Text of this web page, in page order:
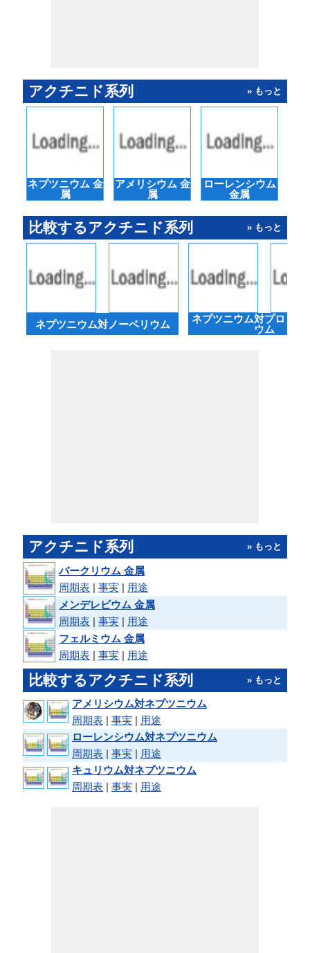
アクチニド系列 » もっと
ネプツニウム 金
属
アメリシウム 金
属
ローレンシウム
金属
比較するアクチニド系列 » もっと
ネプツニウム対ノーベリウム
ネプツニウム対プロトア
ウム
アクチニド系列 » もっと
バークリウム 金属
周期表 | 事実 | 用途
メンデレビウム 金属
周期表 | 事実 | 用途
フェルミウム 金属
周期表 | 事実 | 用途
比較するアクチニド系列 » もっと
アメリシウム対ネプツニウム
周期表 | 事実 | 用途
ローレンシウム対ネプツニウム
周期表 | 事実 | 用途
キュリウム対ネプツニウム
周期表 | 事実 | 用途